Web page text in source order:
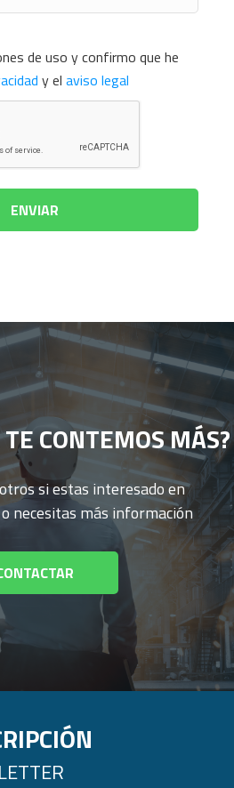
de uso y confirmo que he
y el aviso legal
CONTEMOS MÁS?
si estas interesado en
necesitas más información